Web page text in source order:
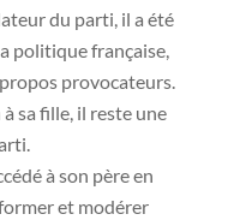
du parti, il a été
politique française,
provocateurs.
sa fille, il reste une
à son père en
et modérer